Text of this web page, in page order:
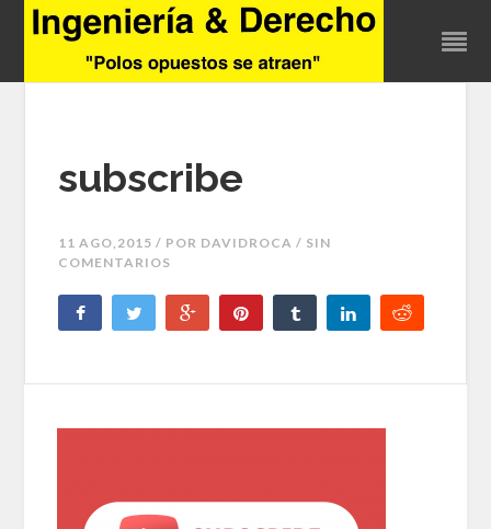
subscribe
11 AGO,2015 / POR DAVIDROCA / SIN
COMENTARIOS